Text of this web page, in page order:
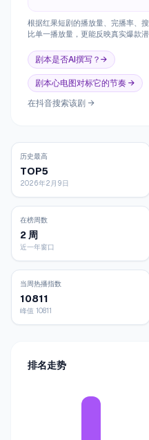
根据红果短剧的播放量、完播率、
比单一播放量，更能反映真实爆款潜
剧本是否AI撰写？→
剧本心电图对标它的节奏 →
在抖音搜索该剧 →
历史最高
TOP5
2026年2月9日
在榜周数
2 周
近一年窗口
当周热播指数
10811
峰值 10811
排名走势